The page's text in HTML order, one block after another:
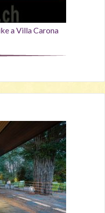
a Villa Carona